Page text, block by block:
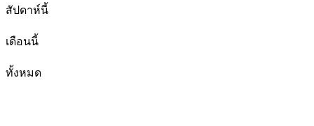
สัปดาห์นี้
เดือนนี้
ทั้งหมด